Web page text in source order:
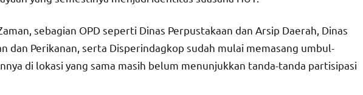
sebagian OPD seperti Dinas Perpustakaan dan Arsip Daerah, Dinas
dan Perikanan, serta Disperindagkop sudah mulai memasang umbul-
di lokasi yang sama masih belum menunjukkan tanda-tanda partisipasi